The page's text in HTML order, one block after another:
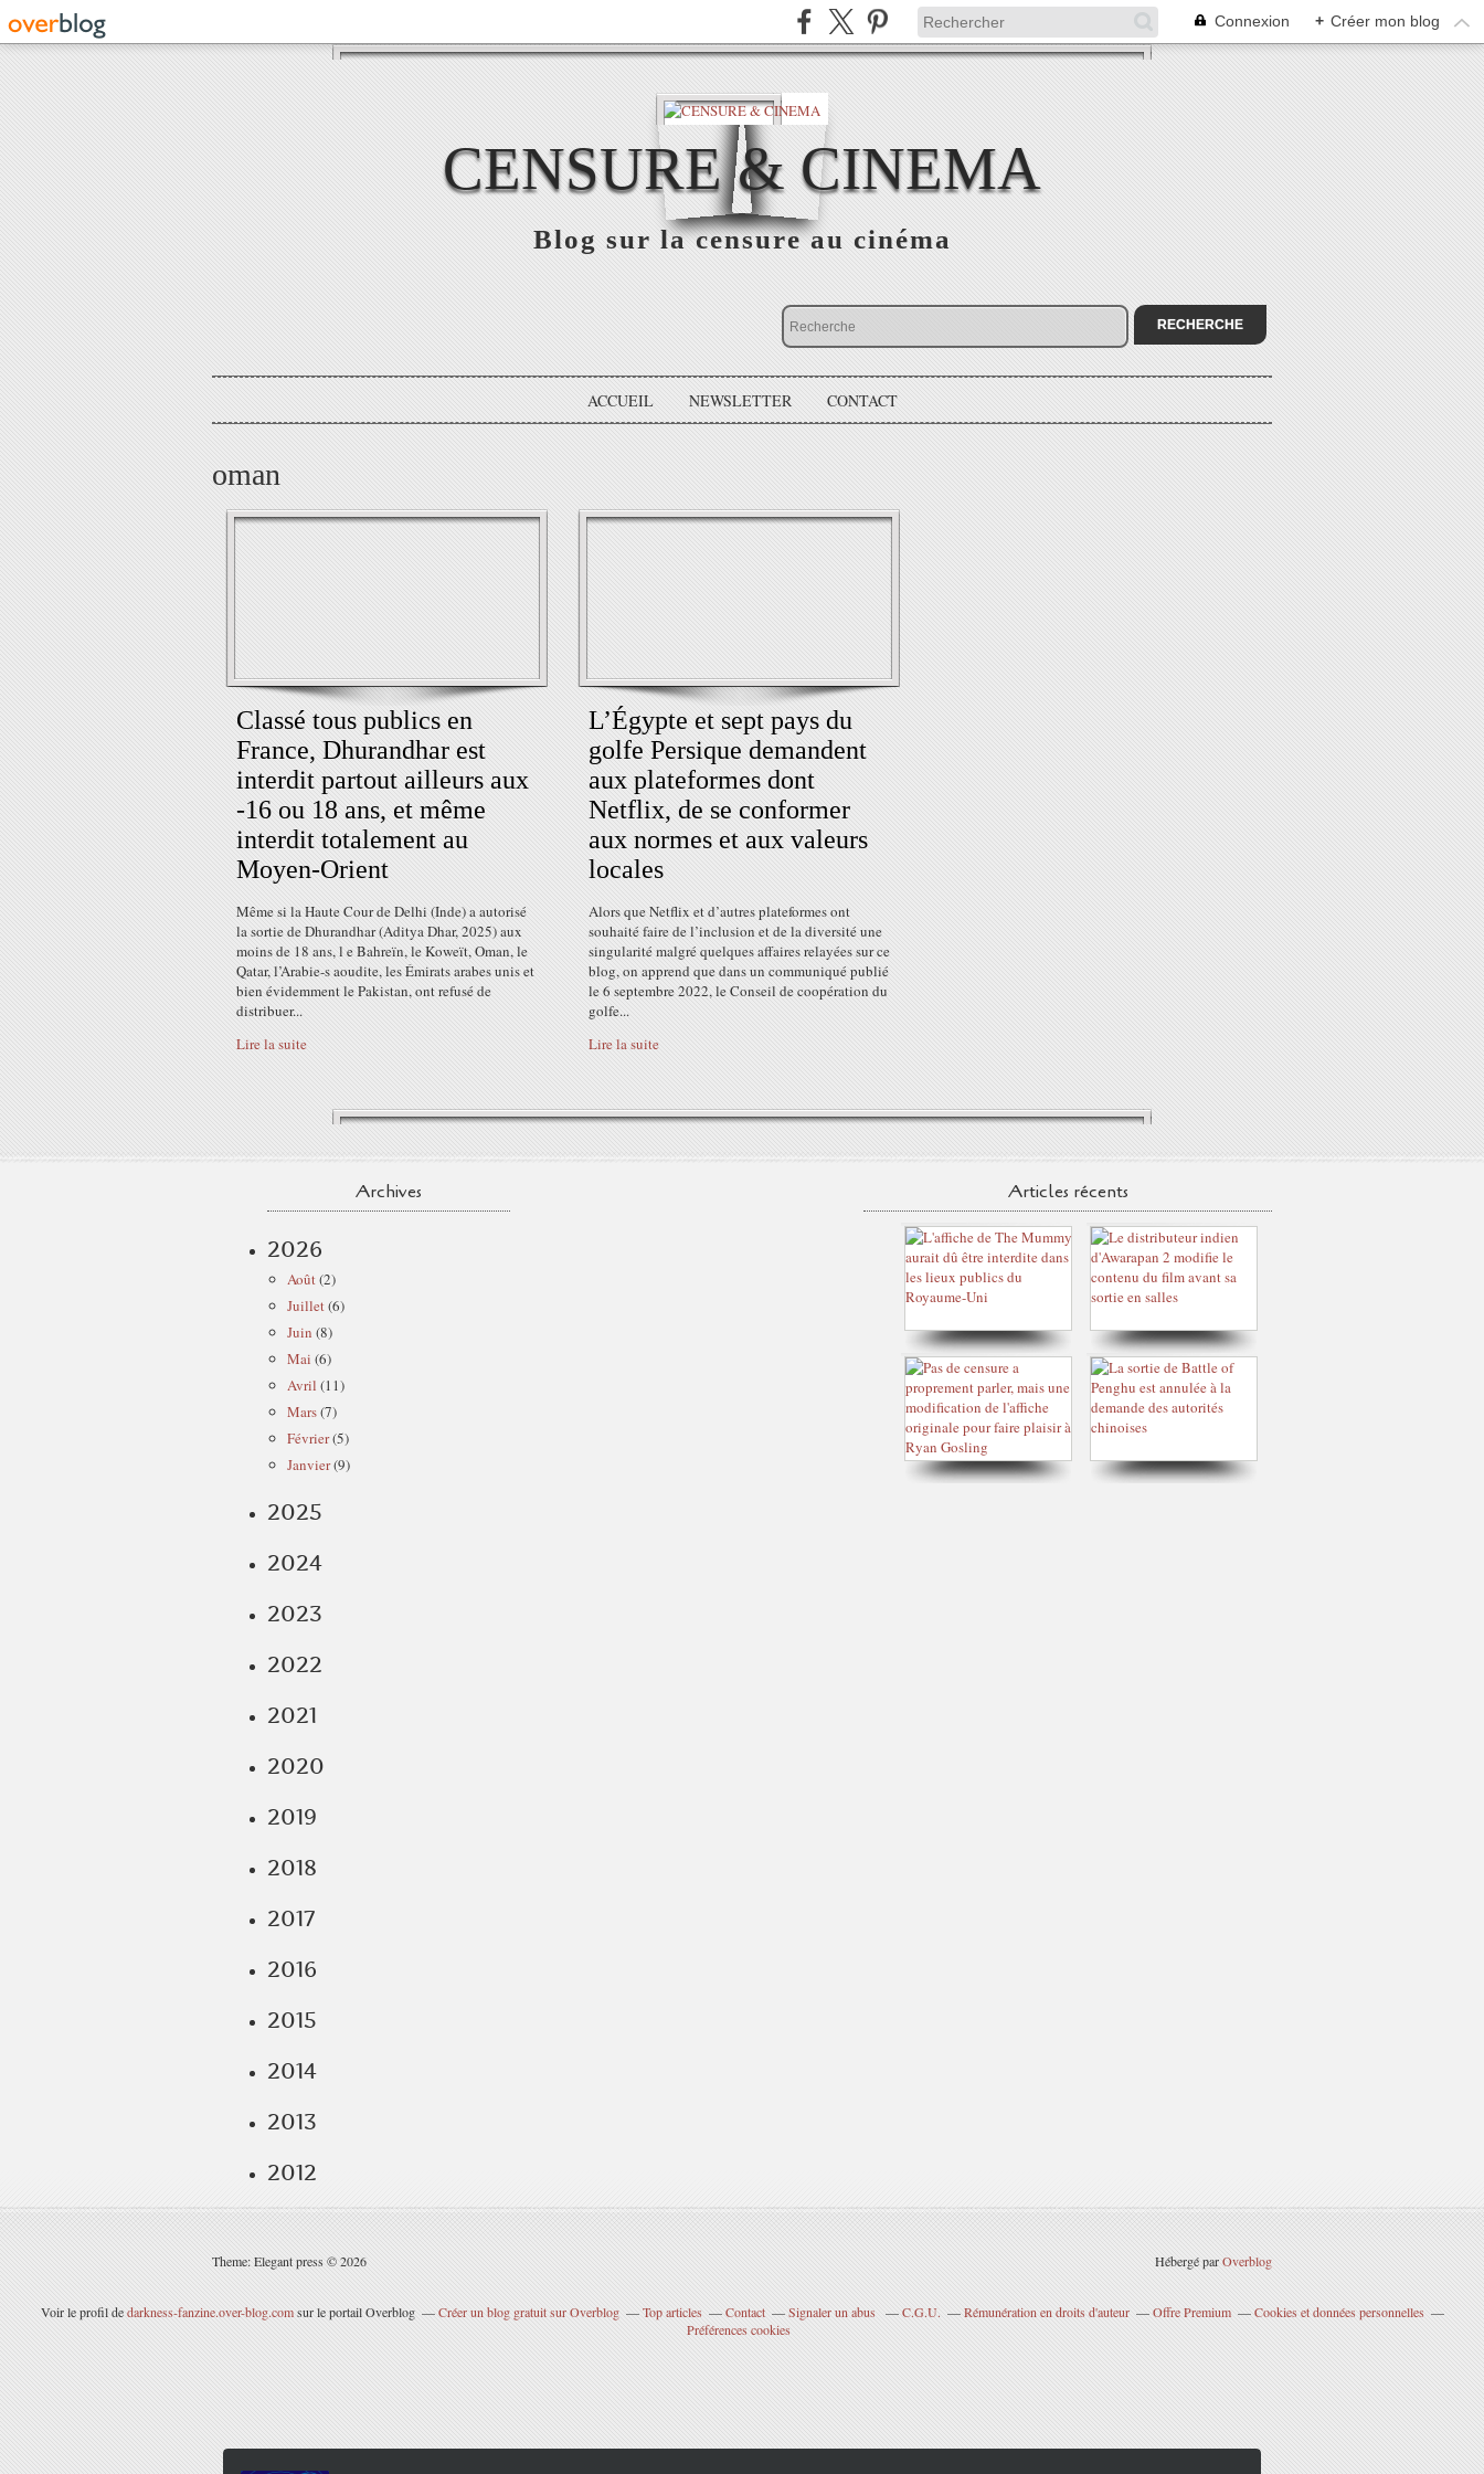
Connexion + Créer mon blog
CENSURE & CINEMA
Blog sur la censure au cinéma
ACCUEIL NEWSLETTER CONTACT
oman
Classé tous publics en
France, Dhurandhar est
interdit partout ailleurs aux
-16 ou 18 ans, et même
interdit totalement au
Moyen-Orient
Même si la Haute Cour de Delhi (Inde) a autorisé
la sortie de Dhurandhar (Aditya Dhar, 2025) aux
moins de 18 ans, l e Bahreïn, le Koweït, Oman, le
Qatar, l’Arabie-s aoudite, les Émirats arabes unis et
bien évidemment le Pakistan, ont refusé de
distribuer...
Lire la suite
L’Égypte et sept pays du
golfe Persique demandent
aux plateformes dont
Netflix, de se conformer
aux normes et aux valeurs
locales
Alors que Netflix et d’autres plateformes ont
souhaité faire de l’inclusion et de la diversité une
singularité malgré quelques affaires relayées sur ce
blog, on apprend que dans un communiqué publié
le 6 septembre 2022, le Conseil de coopération du
golfe...
Lire la suite
Archives
2026
Août(2)
Juillet(6)
Juin (8)
Mai (6)
Avril (11)
Mars(7)
Février(5)
Janvier(9)
2025
2024
2023
2022
2021
2020
2019
2018
2017
2016
2015
2014
2013
2012
Articles récents
Theme: Elegant press © 2026 Hébergé parOverblog
Voir le profil dedarkness-fanzine.over-blog.comsur le portail Overblog Créer un blog gratuit sur Overblog Top articles Contact Signaler un abus C.G.U. Rémunération en droits d'auteur Offre Premium
Cookies et données personnelles
Préférences cookies